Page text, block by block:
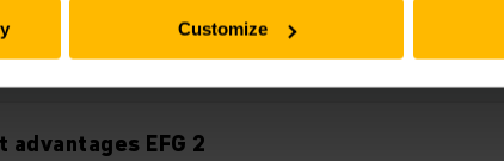
Customize
advantages EFG 2